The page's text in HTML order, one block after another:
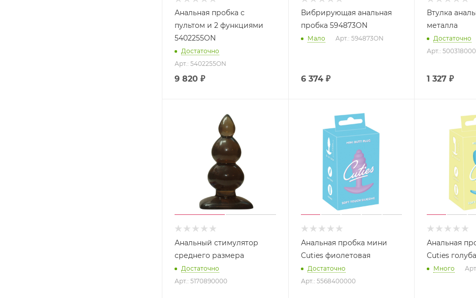
Анальная пробка с
пультом и 2 функциями
5402255ON
Достаточно
Арт.: 5402255ON
9 820 ₽
Вибрирующая анальная
пробка 594873ON
Мало Арт.: 594873ON
6 374₽
Втулка
металла
Достаточно
Арт.:
1 327 ₽
Анальный стимулятор
среднего размера
Достаточно
Арт.: 5170890000
Анальная пробка мини
Cuties фиолетовая
Достаточно
Арт.: 5568400000
Анальная
Cuties
Много